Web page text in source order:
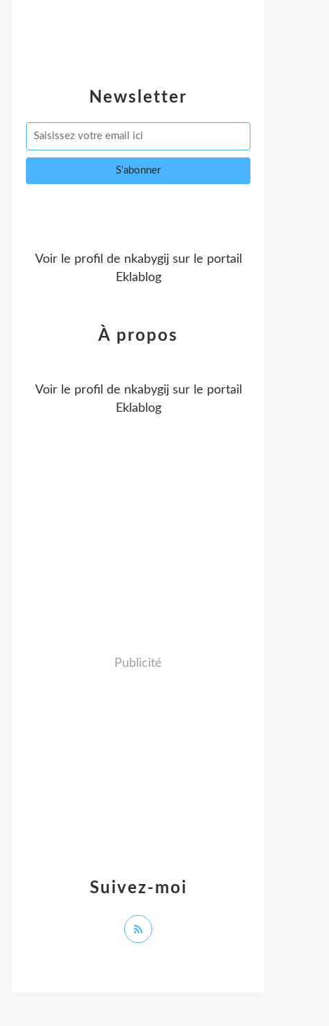
Newsletter
Voir le profil de nkabygijsur le portail
Eklablog
Suivez-moi
À propos
Voir le profil de nkabygijsur le portail
Eklablog
Publicité